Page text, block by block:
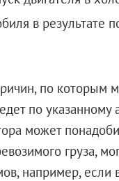
в результате
по которым
по
может
груза,
например,